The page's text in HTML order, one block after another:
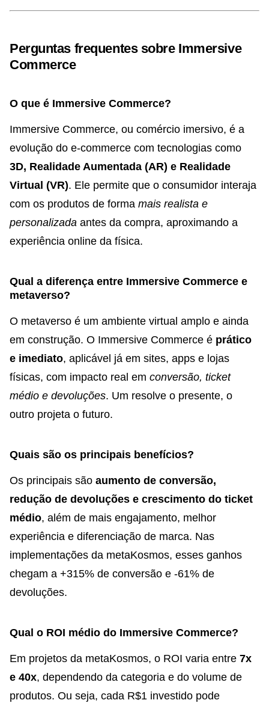
Perguntas frequentes sobre Immersive
Commerce
O que é Immersive Commerce?
Immersive Commerce, ou comércio imersivo, é a
evolução do e-commerce com tecnologias como
3D, Realidade Aumentada (AR) e Realidade
Virtual (VR). Ele permite que o consumidor interaja
com os produtos de forma mais realista e
personalizada antes da compra, aproximando a
experiência online da física.
Qual a diferença entre Immersive Commerce e
metaverso?
O metaverso é um ambiente virtual amplo e ainda
em construção. O Immersive Commerce é prático
e imediato, aplicável já em sites, apps e lojas
físicas, com impacto real em conversão, ticket
médio e devoluções. Um resolve o presente, o
outro projeta o futuro.
Quais são os principais benefícios?
Os principais são aumento de conversão,
redução de devoluções e crescimento do ticket
médio, além de mais engajamento, melhor
experiência e diferenciação de marca. Nas
implementações da metaKosmos, esses ganhos
chegam a +315% de conversão e -61% de
devoluções.
Qual o ROI médio do Immersive Commerce?
Em projetos da metaKosmos, o ROI varia entre 7x
e 40x, dependendo da categoria e do volume de
produtos. Ou seja, cada R$1 investido pode